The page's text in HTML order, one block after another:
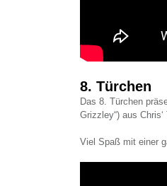
8. Türchen
Das 8. Türchen
Grizzley“) aus
Viel Spaß mit einer